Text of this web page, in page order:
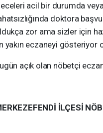
acil bir durumda
doktora
zor ama sizler için
yakın eczaneyi gösteriyor
açık olan nöbetçi
İLÇESİ